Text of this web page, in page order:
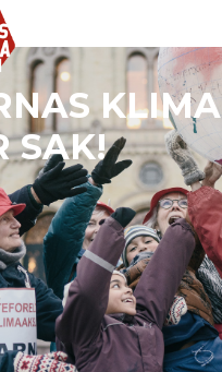
KLIMA
SAK!